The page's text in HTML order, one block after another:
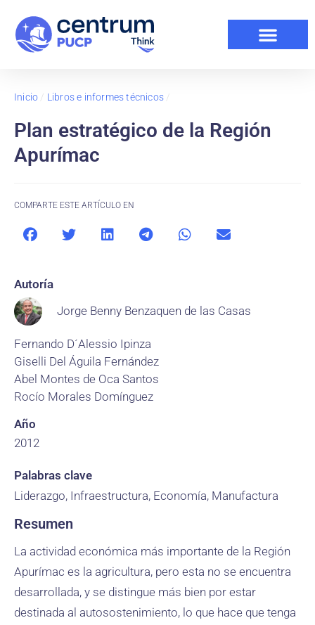
Inicio / Libros e informes técnicos /
Plan estratégico de la Región
Apurímac
COMPARTE ESTE ARTÍCULO EN
Autoría
Jorge Benny Benzaquen de las Casas
Fernando D´Alessio Ipinza
Giselli Del Águila Fernández
Abel Montes de Oca Santos
Rocío Morales Domínguez
Año
2012
Palabras clave
Liderazgo, Infraestructura, Economía, Manufactura
Resumen
La actividad económica más importante de la Región
Apurímac es la agricultura, pero esta no se encuentra
desarrollada, y se distingue más bien por estar
destinada al autosostenimiento, lo que hace que tenga